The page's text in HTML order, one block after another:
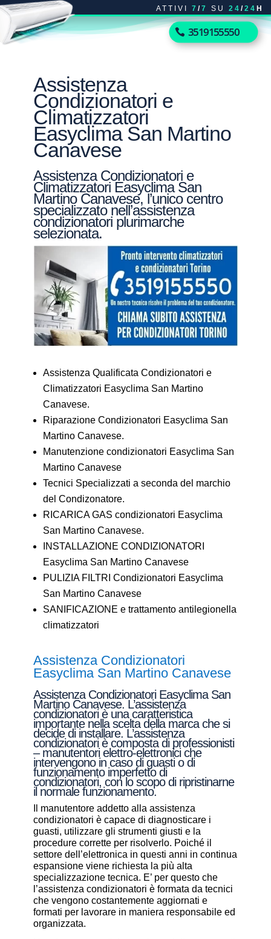
ATTIVI 7 /7 SU 24 /24 H
3519155550
Assistenza
Condizionatori e
Climatizzatori
Easyclima San Martino
Canavese
Assistenza Condizionatori e
Climatizzatori Easyclima San
Martino Canavese, l’unico centro
specializzato nell’assistenza
condizionatori plurimarche
selezionata.
Assistenza Qualificata Condizionatori e
Climatizzatori Easyclima San Martino
Canavese.
Riparazione Condizionatori Easyclima San
Martino Canavese.
Manutenzione condizionatori Easyclima San
Martino Canavese
Tecnici Specializzati a seconda del marchio
del Condizonatore.
RICARICA GAS condizionatori Easyclima
San Martino Canavese.
INSTALLAZIONE CONDIZIONATORI
Easyclima San Martino Canavese
PULIZIA FILTRI Condizionatori Easyclima
San Martino Canavese
SANIFICAZIONE e trattamento antilegionella
climatizzatori
Assistenza Condizionatori
Easyclima San Martino Canavese
Assistenza Condizionatori Easyclima San
Martino Canavese. L’assistenza
condizionatori è una caratteristica
importante nella scelta della marca che si
decide di installare. L’assistenza
condizionatori è composta di professionisti
– manutentori elettro-elettronici che
intervengono in caso di guasti o di
funzionamento imperfetto di
condizionatori, con lo scopo di ripristinarne
il normale funzionamento.
Il manutentore addetto alla assistenza
condizionatori è capace di diagnosticare i
guasti, utilizzare gli strumenti giusti e la
procedure corrette per risolverlo. Poiché il
settore dell’elettronica in questi anni in continua
espansione viene richiesta la più alta
specializzazione tecnica. E’ per questo che
l’assistenza condizionatori è formata da tecnici
che vengono costantemente aggiornati e
formati per lavorare in maniera responsabile ed
organizzata.